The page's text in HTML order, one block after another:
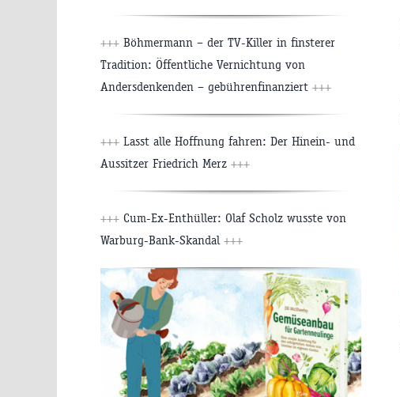
+++ Böhmermann – der TV-Killer in finsterer
Tradition: Öffentliche Vernichtung von
Andersdenkenden – gebührenfinanziert +++
+++ Lasst alle Hoffnung fahren: Der Hinein- und
Aussitzer Friedrich Merz +++
+++ Cum-Ex-Enthüller: Olaf Scholz wusste von
Warburg-Bank-Skandal +++